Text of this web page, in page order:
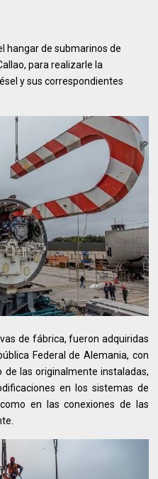
hangar de submarinos de
para realizarle la
y sus correspondientes
de fábrica, fueron adquiridas
Federal de Alemania, con
de las originalmente instaladas,
en los sistemas de
en las conexiones de las